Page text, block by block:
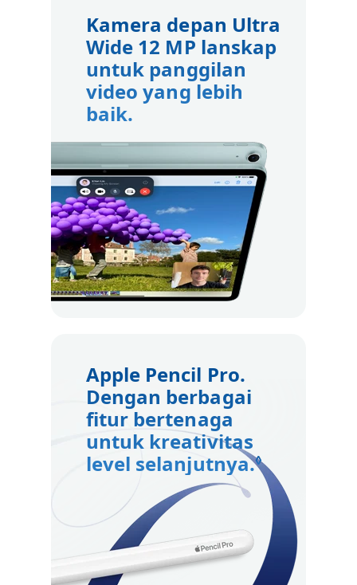
Kamera depan Ultra
Wide 12 MP lanskap
untuk panggilan
video yang lebih
baik.
Apple Pencil Pro.
Dengan berbagai
fitur bertenaga
untuk kreativitas
level selanjutnya.◊Lihat